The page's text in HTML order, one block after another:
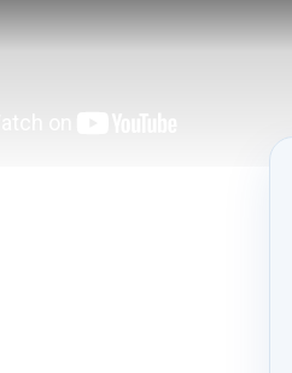
López, director de
Luis Alberto Calvo Sáez,
Christian de la Fe,